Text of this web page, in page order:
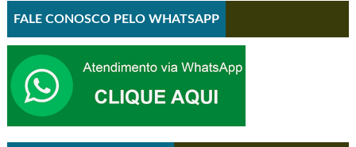
FALE CONOSCO PELO WHATSAPP